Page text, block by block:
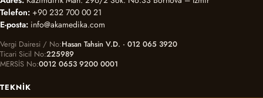
Telefon: +90 232 700 00 21
E-posta: info@akamedika.com
Vergi Dairesi / No Hasan Tahsin V.D. · 012 065 3920
Ticari Sicil No 225989
MERSİS No 0012 0653 9200 0001
TEKNIK